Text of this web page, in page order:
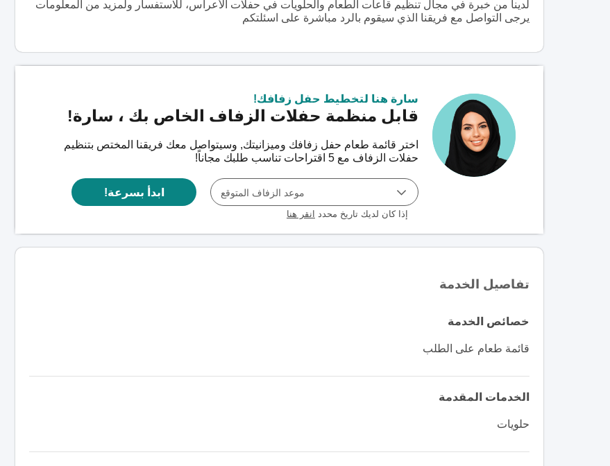
لدينا من خبرة في مجال تنظيم قاعات الطعام والحلويات في حفلات الأعراس، للاستفسار ولمزيد من المعلومات
يرجى التواصل مع فريقنا الذي سيقوم بالرد مباشرة على اسئلتكم
سارة هنا لتخطيط حفل زفافك!
قابل منظمة حفلات الزفاف الخاص بك ، سارة!
اختر قائمة طعام حفل زفافك وميزانيتك, وسيتواصل معك فريقنا المختص بتنظيم
حفلات الزفاف مع 5 اقتراحات تناسب طلبك مجاناً!
موعد الزفاف المتوقع
إذا كان لديك تاريخ محدد انقر هنا
ابدأ بسرعة!
تفاصيل الخدمة
خصائص الخدمة
قائمة طعام على الطلب
الخدمات المقدمة
حلويات